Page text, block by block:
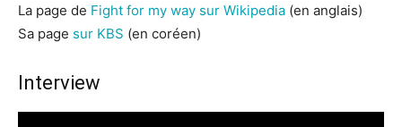
La page de Fight for my way sur Wikipedia (en anglais)
Sa page sur KBS (en coréen)
Interview